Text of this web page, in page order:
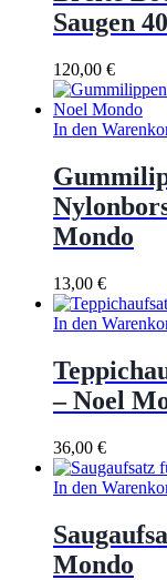
Saugen
120,00 €
In den
Mondo
13,00 €
In den
– Noel
36,00 €
In den
Mondo